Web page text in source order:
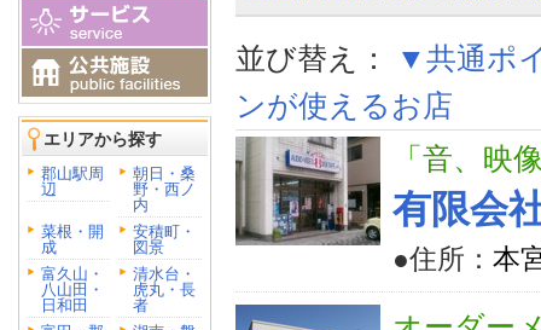
エリアから探す
郡山駅周
辺
朝日・桑
野・西ノ
内
菜根・開
成
安積町・
図景
富久山・
八山田・
日和田
清水台・
虎丸・長
者
並び替え：
▼共通ポ
ンが使えるお店
「音、映
有限会
●住所： 本